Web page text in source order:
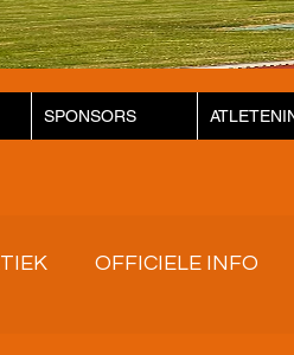
SPONSORS
OFFICIELE INFO